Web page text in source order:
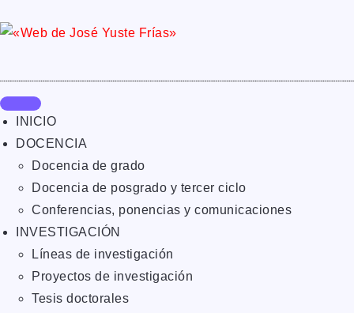
INICIO
DOCENCIA
Docencia de grado
Docencia de posgrado y tercer ciclo
Conferencias, ponencias y comunicaciones
INVESTIGACIÓN
Líneas de investigación
Proyectos de investigación
Tesis doctorales